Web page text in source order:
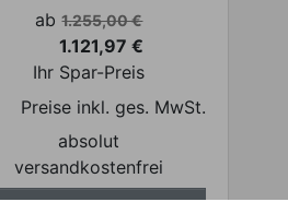
Verkaufspreis
ab 1.255,00 €
Preis
1.121,97 €
Ihr Spar-Preis
Preise inkl. ges. MwSt.
absolut
versandkostenfrei